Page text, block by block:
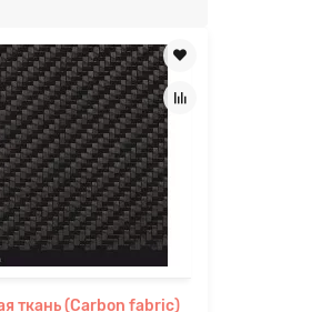
ткань (Carbon fabric)